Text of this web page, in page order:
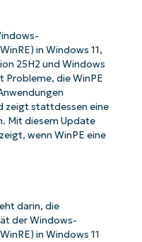
in Windows 11,
25H2 und Windows
Probleme, die WinPE
zeigt stattdessen eine
Mit diesem Update
wenn WinPE eine
darin, die
der Windows-
in Windows 11